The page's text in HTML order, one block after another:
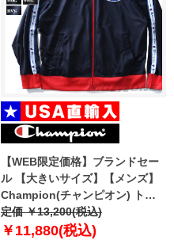
【WEB限定価格】ブランドセー
ル 【大きいサイズ】【メンズ】
Champion(チャンピオン) トラ
ックジャケット【USA直輸入】
v3377
定価 ￥13,200(税込)
￥11,880(税込)